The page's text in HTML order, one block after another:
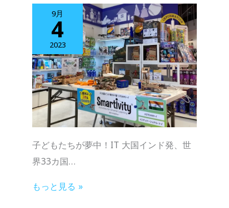
9月
4
2023
子どもたちが夢中！IT 大国インド発、世
界33カ国…
もっと見る »